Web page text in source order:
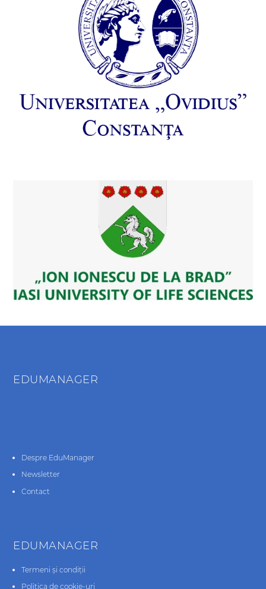
EDUMANAGER
Despre EduManager
Newsletter
Contact
EDUMANAGER
Termeni și condiții
Politica de cookie-uri